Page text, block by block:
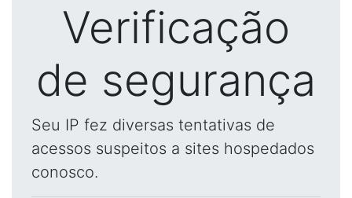
Verificação
de segurança
Seu IP fez diversas tentativas de
acessos suspeitos a sites hospedados
conosco.